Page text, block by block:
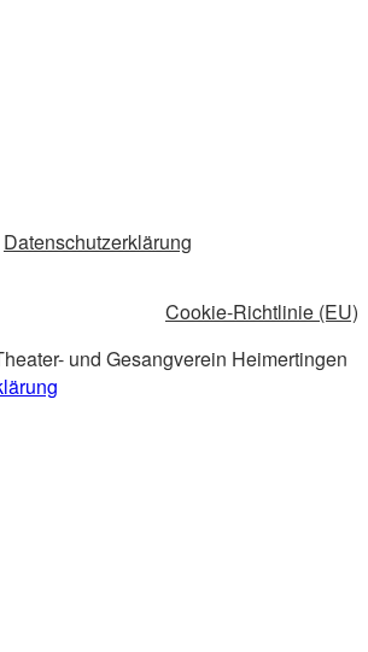
Datenschutzerklärung
Cookie-Richtlinie (EU)
und Gesangverein Heimertingen